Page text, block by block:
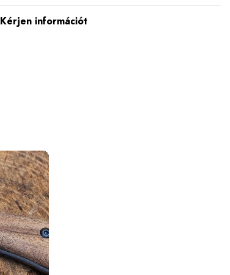
Kérjen információt